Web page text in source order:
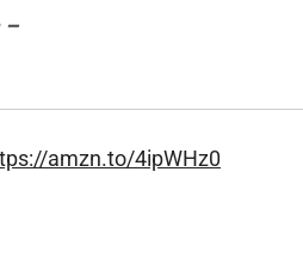
–
amzn.to/4ipWHz0